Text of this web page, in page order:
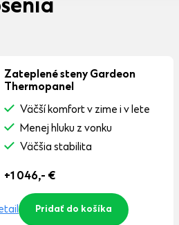
Zateplené steny Gardeon
Thermopanel
Väčší komfort v zime i v lete
Menej hluku z vonku
Väčšia stabilita
+1 046,- €
Pridať do košíka